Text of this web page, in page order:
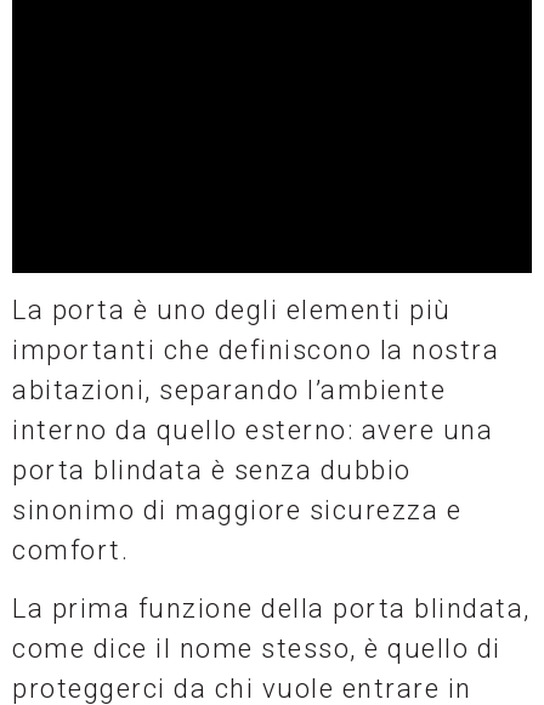
La porta è uno degli elementi più
importanti che definiscono la nostra
abitazioni, separando l’ambiente
interno da quello esterno: avere una
porta blindata è senza dubbio
sinonimo di maggiore sicurezza e
comfort.
La prima funzione della porta blindata,
come dice il nome stesso, è quello di
proteggerci da chi vuole entrare in